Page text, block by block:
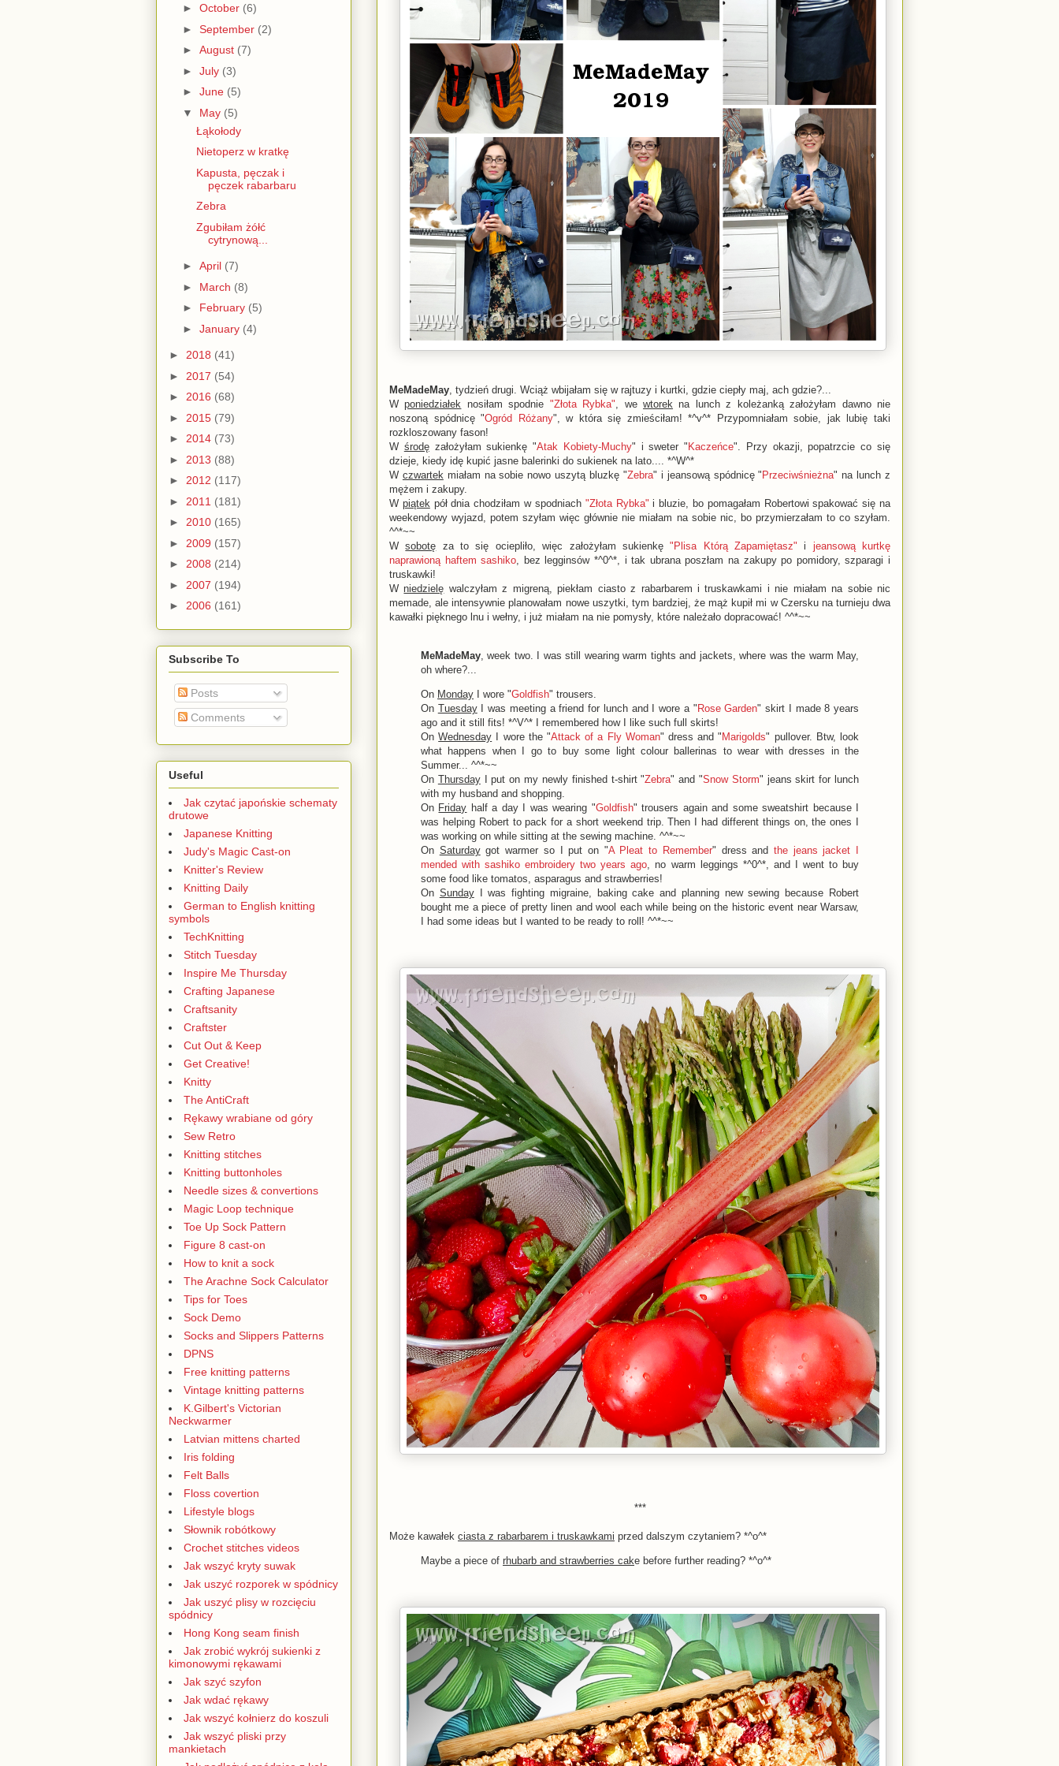
MeMadeMay , tydzień drugi. Wciąż wbijałam się w rajtuzy i kurtki, gdzie ciepły maj, ach gdzie?...
Wponiedziałek nosiłam spodnie "Złota Rybka" , wewtorek na lunch z koleżanką założyłam dawno nie
noszoną spódnicę "Ogród Różany", w która się zmieściłam! *^v^* Przypomniałam sobie, jak lubię taki
rozkloszowany fason!
W środęzałożyłam sukienkę "Atak Kobiety-Muchy" i sweter "Kaczeńce". Przy okazji, popatrzcie co się
dzieje, kiedy idę kupić jasne balerinki do sukienek na lato.... *^W^*
W czwartek miałam na sobie nowo uszytą bluzkę "Zebra" i jeansową spódnicę "Przeciwśnieżna" na lunch z
mężem i zakupy.
W piątek pół dnia chodziłam w spodniach "Złota Rybka" i bluzie, bo pomagałam Robertowi spakować się na
weekendowy wyjazd, potem szyłam więc głównie nie miałam na sobie nic, bo przymierzałam to co szyłam.
^^*~~
Wsobotę za to się ociepliło, więc założyłam sukienkę"Plisa Którą Zapamiętasz" i jeansową kurtkę
naprawioną haftem sashiko , bez legginsów *^0^*, i tak ubrana poszłam na zakupy po pomidory, szparagi i
truskawki!
Wniedzielę walczyłam z migreną, piekłam ciasto z rabarbarem i truskawkami i nie miałam na sobie nic
memade, ale intensywnie planowałam nowe uszytki, tym bardziej, że mąż kupił mi w Czersku na turnieju dwa
kawałki pięknego lnu i wełny, i już miałam na nie pomysły, które należało dopracować! ^^*~~
MeMadeMay , week two. I was still wearing warm tights and jackets, where was the warm May,
oh where?...
On Monday I wore "Goldfish" trousers.
On TuesdayI was meeting a friend for lunch and I wore a "Rose Garden" skirt I made 8 years
ago and it still fits! *^V^* I remembered how I like such full skirts!
OnWednesday I wore the "Attack of a Fly Woman" dress and "Marigolds" pullover. Btw, look
what happens when I go to buy some light colour ballerinas to wear with dresses in the
Summer... ^^*~~
On ThursdayI put on my newly finished t-shirt "Zebra" and "Snow Storm" jeans skirt for lunch
with my husband and shopping.
On Friday half a day I was wearing "Goldfish" trousers again and some sweatshirt because I
was helping Robert to pack for a short weekend trip. Then I had different things on, the ones I
was working on while sitting at the sewing machine. ^^*~~
On Saturdaygot warmer so I put on "A Pleat to Remember" dress and the jeans jacket I
mended with sashiko embroidery two years ago , no warm leggings *^0^*, and I went to buy
some food like tomatos, asparagus and strawberries!
On SundayI was fighting migraine, baking cake and planning new sewing because Robert
bought me a piece of pretty linen and wool each while being on the historic event near Warsaw,
I had some ideas but I wanted to be ready to roll! ^^*~~
***
Może kawałek ciasta z rabarbarem i truskawkami przed dalszym czytaniem? *^o^*
Maybe a piece of rhubarb and strawberries cake before further reading? *^o^*
► October (6)
► September (2)
► August (7)
► July (3)
► June (5)
▼ May (5)
Łąkołody
Nietoperz w kratkę
Kapusta, pęczak i
pęczek rabarbaru
Zebra
Zgubiłam żółć
cytrynową...
► April (7)
► March (8)
► February (5)
► January (4)
► 2018 (41)
► 2017 (54)
► 2016 (68)
► 2015 (79)
► 2014 (73)
► 2013 (88)
► 2012 (117)
► 2011 (181)
► 2010 (165)
► 2009 (157)
► 2008 (214)
► 2007 (194)
► 2006 (161)
Subscribe To
Posts
Comments
Useful
Jak czytać japońskie schematy
drutowe
Japanese Knitting
Judy's Magic Cast-on
Knitter's Review
Knitting Daily
German to English knitting
symbols
TechKnitting
Stitch Tuesday
Inspire Me Thursday
Crafting Japanese
Craftsanity
Craftster
Cut Out & Keep
Get Creative!
Knitty
The AntiCraft
Rękawy wrabiane od góry
Sew Retro
Knitting stitches
Knitting buttonholes
Needle sizes & convertions
Magic Loop technique
Toe Up Sock Pattern
Figure 8 cast-on
How to knit a sock
The Arachne Sock Calculator
Tips for Toes
Sock Demo
Socks and Slippers Patterns
DPNS
Free knitting patterns
Vintage knitting patterns
K.Gilbert's Victorian
Neckwarmer
Latvian mittens charted
Iris folding
Felt Balls
Floss covertion
Lifestyle blogs
Słownik robótkowy
Crochet stitches videos
Jak wszyć kryty suwak
Jak uszyć rozporek w spódnicy
Jak uszyć plisy w rozcięciu
spódnicy
Hong Kong seam finish
Jak zrobić wykrój sukienki z
kimonowymi rękawami
Jak szyć szyfon
Jak wdać rękawy
Jak wszyć kołnierz do koszuli
Jak wszyć pliski przy
mankietach